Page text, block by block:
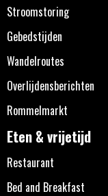
Stroomstoring
Gebedstijden
Wandelroutes
Overlijdensberichten
Rommelmarkt
Eten & vrijetijd
Restaurant
Bed and Breakfast